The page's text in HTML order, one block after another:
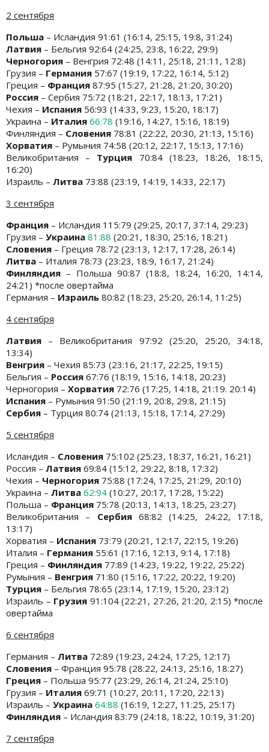
2 сентября
Польша – Исландия 91:61 (16:14, 25:15, 19:8, 31:24)
Латвия – Бельгия 92:64 (24:25, 23:8, 16:22, 29:9)
Черногория – Венгрия 72:48 (14:11, 25:18, 21:11, 12:8)
Грузия – Германия 57:67 (19:19, 17:22, 16:14, 5:12)
Греция – Франция 87:95 (15:27, 21:28, 21:20, 30:20)
Россия – Сербия 75:72 (18:21, 22:17, 18:13, 17:21)
Чехия – Испания 56:93 (14:33, 9:23, 15:20, 18:17)
Украина – Италия 66:78 (19:16, 14:27, 15:16, 18:19)
Финляндия – Словения 78:81 (22:22, 20:30, 21:13, 15:16)
Хорватия – Румыния 74:58 (20:12, 22:17, 15:13, 17:16)
Великобритания – Турция 70:84 (18:23, 18:26, 18:15,
16:20)
Израиль – Литва 73:88 (23:19, 14:19, 14:33, 22:17)
3 сентября
Франция – Исландия 115:79 (29:25, 20:17, 37:14, 29:23)
Грузия – Украина 81:88 (20:21, 18:30, 25:16, 18:21)
Словения – Греция 78:72 (23:13, 12:17, 17:28, 26:14)
Литва – Италия 78:73 (23:23, 18:9, 16:17, 21:24)
Финляндия – Польша 90:87 (18:8, 18:24, 16:20, 14:14,
24:21) *после овертайма
Германия – Израиль 80:82 (18:23, 25:20, 26:14, 11:25)
4 сентября
Латвия – Великобритания 97:92 (25:20, 25:20, 34:18,
13:34)
Венгрия – Чехия 85:73 (23:16, 21:17, 22:25, 19:15)
Бельгия – Россия 67:76 (18:19, 15:16, 14:18, 20:23)
Черногория – Хорватия 72:76 (17:25, 14:18, 21:19. 20:14)
Испания – Румыния 91:50 (21:19, 20:8, 29:8, 21:15)
Сербия – Турция 80:74 (21:13, 15:18, 17:14, 27:29)
5 сентября
Исландия – Словения 75:102 (25:23, 18:37, 16:21, 16:21)
Россия – Латвия 69:84 (15:12, 29:22, 8:18, 17:32)
Чехия – Черногория 75:88 (17:24, 17:25, 21:29, 20:10)
Украина – Литва 62:94 (10:27, 20:17, 17:28, 15:22)
Польша – Франция 75:78 (20:13, 14:13, 18:25, 23:27)
Великобритания – Сербия68:82 (14:25, 24:22, 17:18,
13:17)
Хорватия – Испания 73:79 (20:21, 12:17, 22:15, 19:26)
Италия – Германия 55:61 (17:16, 12:13, 9:14, 17:18)
Греция – Финляндия 77:89 (14:23, 19:22, 19:22, 25:22)
Румыния – Венгрия 71:80 (15:16, 17:22, 20:22, 19:20)
Турция – Бельгия 78:65 (23:14, 17:19, 15:20, 23:12)
Израиль – Грузия 91:104 (22:21, 27:26, 21:20, 2:15) *после
овертайма
6 сентября
Германия – Литва 72:89 (19:23, 24:24, 17:25, 12:17)
Словения – Франция 95:78 (28:22, 24:13, 25:16, 18:27)
Греция – Польша 95:77 (23:29, 26:14, 21:24, 25:10)
Грузия – Италия 69:71 (10:27, 20:11, 17:20, 22:13)
Израиль – Украина 64:88 (16:19, 12:27, 11:25, 25:17)
Финляндия – Исландия 83:79 (24:18, 18:22, 10:19, 31:20)
7 сентября